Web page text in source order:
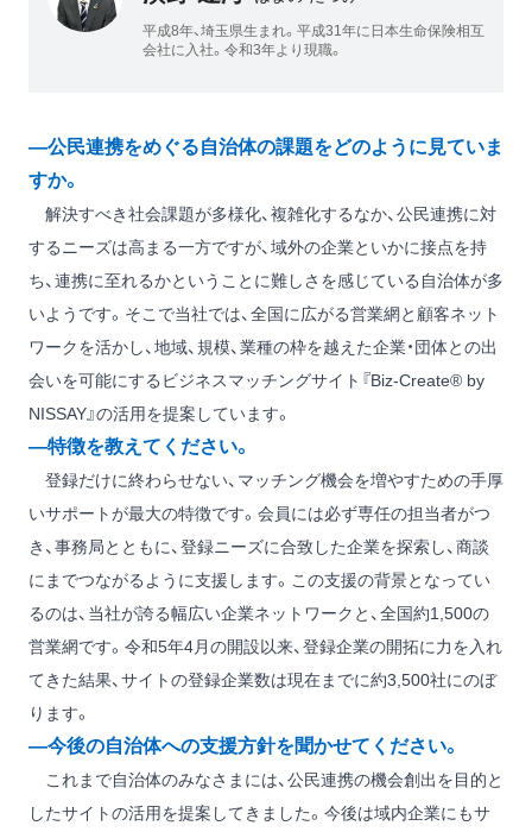
平成8年、埼玉県生まれ。平成31年に日本生命保険相互
会社に入社。令和3年より現職。
―公民連携をめぐる自治体の課題をどのように見ていま
すか。
解決すべき社会課題が多様化、複雑化するなか、公民連携に対
するニーズは高まる一方ですが、域外の企業といかに接点を持
ち、連携に至れるかということに難しさを感じている自治体が多
いようです。そこで当社では、全国に広がる営業網と顧客ネット
ワークを活かし、地域、規模、業種の枠を越えた企業・団体との出
会いを可能にするビジネスマッチングサイト『Biz-Create® by
NISSAY』の活用を提案しています。
―特徴を教えてください。
登録だけに終わらせない、マッチング機会を増やすための手厚
いサポートが最大の特徴です。会員には必ず専任の担当者がつ
き、事務局とともに、登録ニーズに合致した企業を探索し、商談
にまでつながるように支援します。この支援の背景となってい
るのは、当社が誇る幅広い企業ネットワークと、全国約1,500の
営業網です。令和5年4月の開設以来、登録企業の開拓に力を入れ
てきた結果、サイトの登録企業数は現在までに約3,500社にのぼ
ります。
―今後の自治体への支援方針を聞かせてください。
これまで自治体のみなさまには、公民連携の機会創出を目的と
したサイトの活用を提案してきました。今後は域内企業にもサ